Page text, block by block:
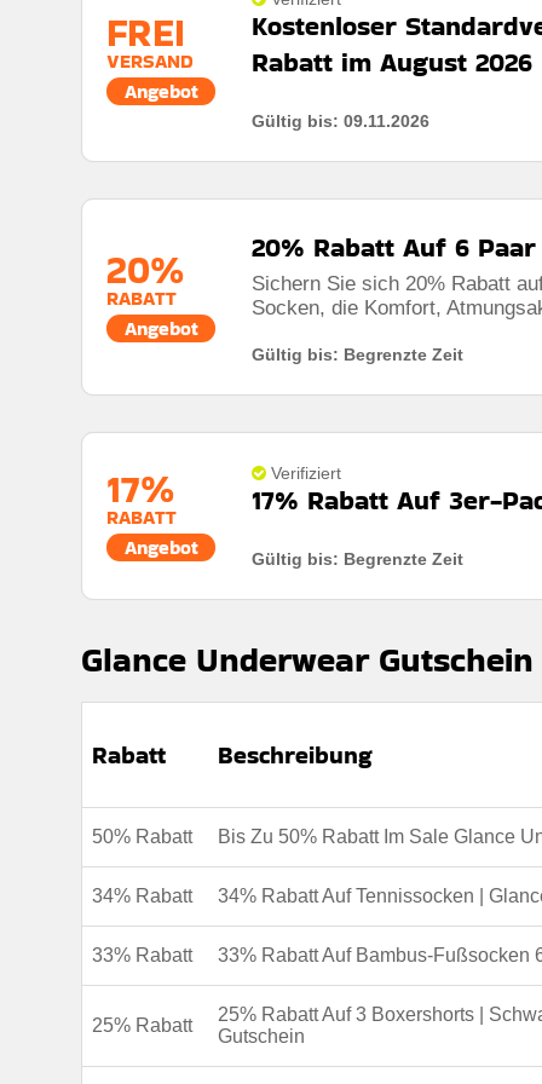
Art des Angebots:
Kumulierbar:
Bedingungen:Weitere Informationen finden Sie in
FREI
VERSAND
Angebot
Kostenloser
Rabatt im August 2026
Gültig bis: 09.11.2026
Mindestkaufbetrag:Bestellungen über 49€
Berechtigung:Für alle Kunden
Art des Angebots:Zeitlich begrenztes Angebot
Kumulierbar:
Weitere Informationen finden Sie in
20%
RABATT
Angebot
20% Rabatt Auf 6
Sichern Sie sich 20% Rabatt
Socken, die Komfort,
Gültig bis: Begrenzte Zeit
17%
RABATT
Angebot
Verifiziert
17% Rabatt Auf 3er-
Gültig bis: Begrenzte Zeit
Mindestkaufbetrag:Keine Mindestausgaben
Bedingungen:Weitere Informationen finden Sie in
Glance Underwear
Rabatt Beschreibung
50% Rabatt Bis Zu 50% Rabatt Im Sale Glance
34% Rabatt 34% Rabatt Auf Tennissocken |
33% Rabatt 33% Rabatt Auf Bambus-Fußsocken
25% Rabatt
25% Rabatt Auf 3 Boxershorts |
Gutschein